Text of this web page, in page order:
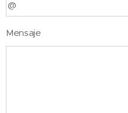
Mensaje